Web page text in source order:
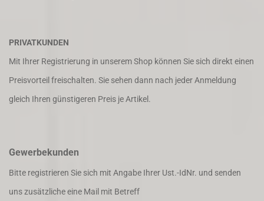
PRIVATKUNDEN
Mit Ihrer Registrierung in unserem Shop können Sie sich direkt einen
Preisvorteil freischalten. Sie sehen dann nach jeder Anmeldung
gleich Ihren günstigeren Preis je Artikel.
Gewerbekunden
Bitte registrieren Sie sich mit Angabe Ihrer Ust.-IdNr. und senden
uns zusätzliche eine Mail mit Betreff